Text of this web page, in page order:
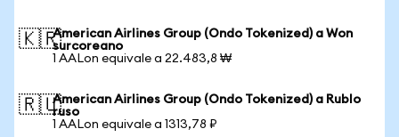
🇰🇷American Airlines Group (Ondo Tokenized) a Won
surcoreano
1 AALon equivale a 22.483,8 ₩
🇷🇺American Airlines Group (Ondo Tokenized) a Rublo
ruso
1 AALon equivale a 1313,78 ₽